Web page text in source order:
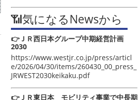
📶気になるNewsから
👉ＪＲ西日本グループ中期経営計画
2030
https://www.westjr.co.jp/press/articl
e/2026/04/30/items/260430_00_press_
JRWEST2030keikaku.pdf
👉ＪＲ東日本 モビリティ事業で中長期